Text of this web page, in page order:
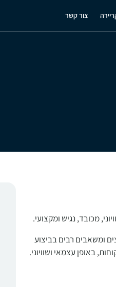
צור קשר
מכובד, נגיש ומקצועי.
מכוחו, מושקעים מאמצים ומשאבים רבים בביצוע
באופן עצמאי ושוויוני.